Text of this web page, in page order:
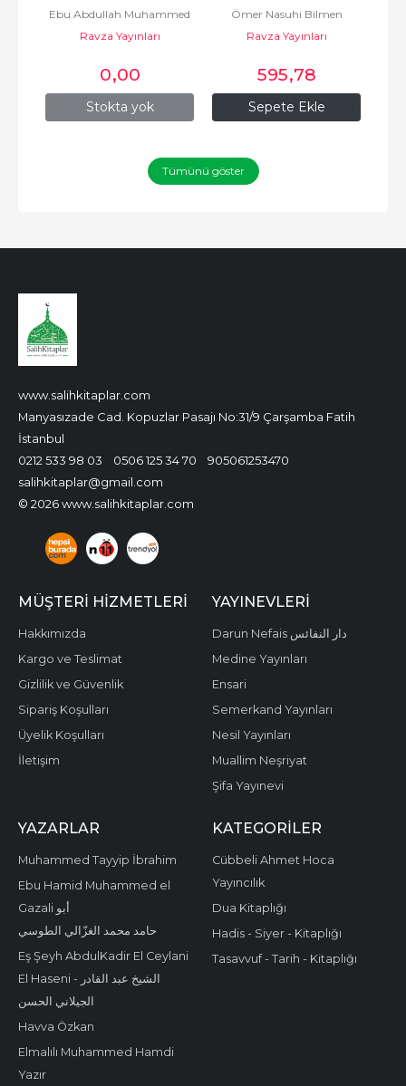
Stokta yok
Ebu Abdullah Muhammed
b.İsmail El Buhari - İMAM
إسماعيل / البخاري
Ravza Yayınları
0,00
Sepete Ekle
1.Cilt
Ömer Nasuhi Bilmen
Ravza Yayınları
595,78
Tümünü göster
www.salihkitaplar.com
Manyasızade Cad. Kopuzlar Pasajı No:31/9 Çarşamba Fatih
İstanbul
0212 533 98 03
0506 125 34 70
905061253470
salihkitaplar@gmail.com
© 2026 www.salihkitaplar.com
MÜŞTERI HIZMETLERI
Hakkımızda
Kargo ve Teslimat
Gizlilik ve Güvenlik
Sipariş Koşulları
Üyelik Koşulları
İletişim
YAYINEVLERI
Darun Nefais دار النفائس
Medine Yayınları
Ensari
Semerkand Yayınları
Nesil Yayınları
Muallim Neşriyat
Şifa Yayınevi
YAZARLAR
Muhammed Tayyip İbrahim
Ebu Hamid Muhammed el
Gazali أبو
حامد محمد الغزّالي الطوسي
Eş Şeyh AbdulKadir El Ceylani
El Haseni - الشيخ عبد القادر
الجيلاني الحسن
Havva Özkan
Elmalılı Muhammed Hamdi
Yazır
KATEGORILER
Cübbeli Ahmet Hoca
Yayıncılık
Dua Kitaplığı
Hadis - Siyer - Kitaplığı
Tasavvuf - Tarih - Kitaplığı